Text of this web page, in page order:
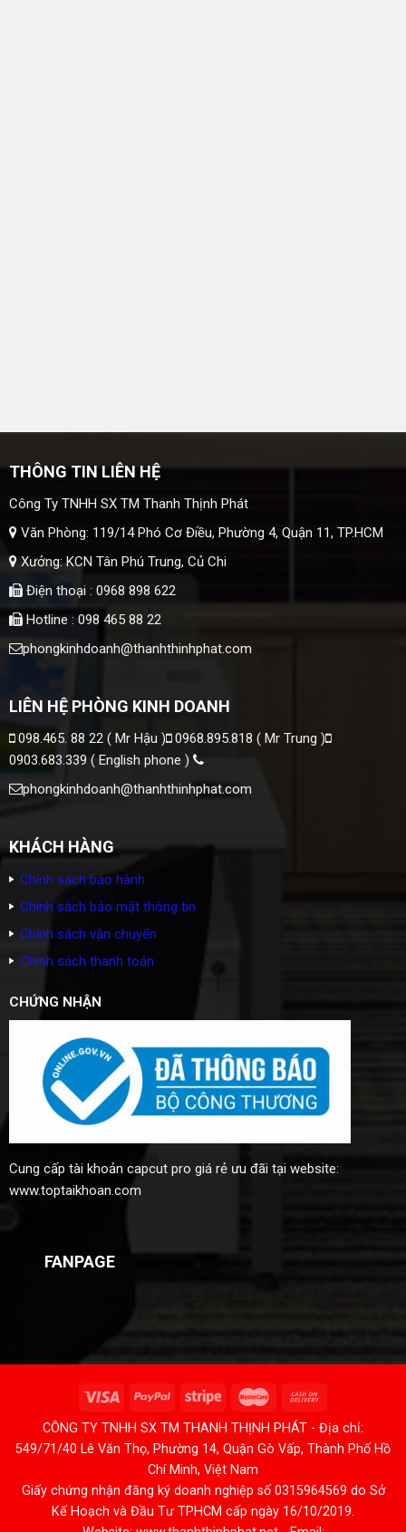
THÔNG TIN LIÊN HỆ
Công Ty TNHH SX TM Thanh Thịnh Phát
Văn Phòng: 119/14 Phó Cơ Điều, Phường 4, Quận 11, TP.HCM
Xưởng: KCN Tân Phú Trung, Củ Chi
Điện thoại : 0968 898 622
Hotline : 098 465 88 22
phongkinhdoanh@thanhthinhphat.com
LIÊN HỆ PHÒNG KINH DOANH
098.465. 88 22 ( Mr Hậu )
0968.895.818 ( Mr Trung )
0903.683.339 ( English phone )
phongkinhdoanh@thanhthinhphat.com
KHÁCH HÀNG
Chính sách bảo hành
Chính sách bảo mật thông tin
Chính sách vận chuyển
Chính sách thanh toán
CHỨNG NHẬN
Cung cấp tài khoản capcut pro giá rẻưu đãi tại website:
www.toptaikhoan.com
FANPAGE
CÔNG TY TNHH SX TM THANH THỊNH PHÁT - Địa chỉ:
549/71/40 Lê Văn Thọ, Phường 14, Quận Gò Vấp, Thành Phố Hồ
Chí Minh, Việt Nam
Giấy chứng nhận đăng ký doanh nghiệp số 0315964569 do Sở
Kế Hoạch và Đầu Tư TPHCM cấp ngày 16/10/2019.